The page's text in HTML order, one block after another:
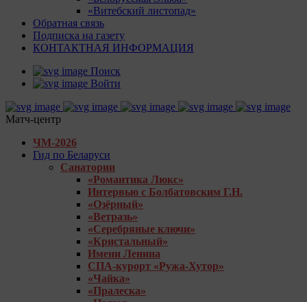
«Витебский листопад»
Обратная связь
Подписка на газету
КОНТАКТНАЯ ИНФОРМАЦИЯ
Поиск
Войти
Матч-центр
ЧМ-2026
Гид по Беларуси
Санатории
«Романтика Люкс»
Интервью с Болбатовским Г.Н.
«Озёрный»
«Ветразь»
«Серебряные ключи»
«Кристальный»
Имени Ленина
СПА-курорт «Ружа-Хутор»
«Чайка»
«Пралеска»